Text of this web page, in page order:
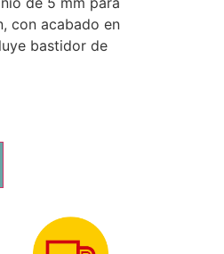
con acabado en
bastidor de